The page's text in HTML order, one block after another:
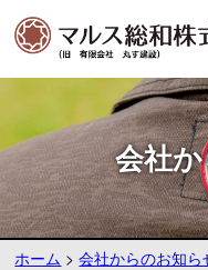
会社
ホーム >会社からのお知ら